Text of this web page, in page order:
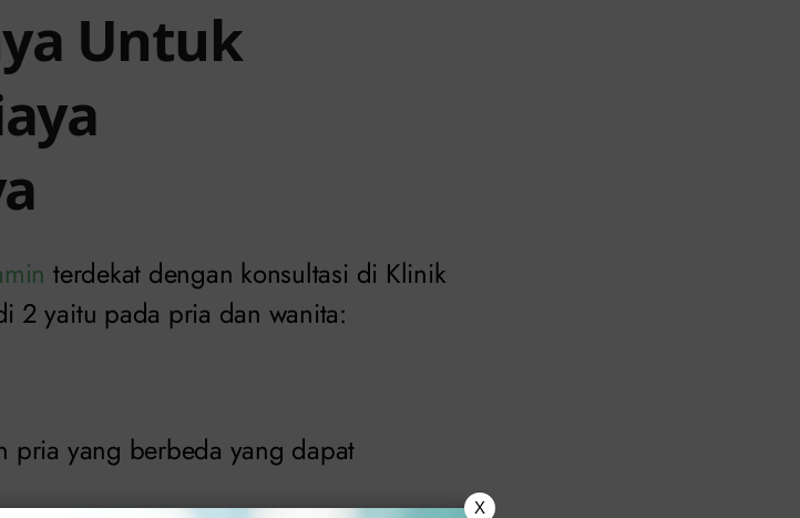
Untuk
terdekat dengan konsultasi di Klinik
2 yaitu pada pria dan wanita:
pria yang berbeda yang dapat
X